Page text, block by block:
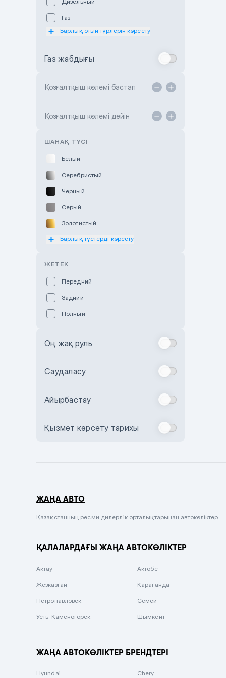
Subaru Motor Almaty
Toyota Astana
TANK Motors Karaganda
Газ
Барлық отын түрлерін көрсету
Газ жабдығы
Қозғалтқыш көлемі бастап
Қозғалтқыш көлемі дейін
ШАНАҚ ТҮСІ
Белый
Серебристый
Черный
Серый
Золотистый
Оранжевый
Зеленый
Бежевый
Комбинированный
Сиреневый металлик
Вишневый
Барлық түстерді көрсету
ЖЕТЕК
Передний
Задний
Полный
Оң жақ руль
Саудаласу
Айырбастау
Қызмет көрсету тарихы
ЖАҢА АВТО
Қазақстанның ресми дилерлік орталықтарынан автокөліктер
ҚАЛАЛАРДАҒЫ ЖАҢА АВТОКӨЛІКТЕР
Актау Актобе
Жезказган Караганда
Петропавловск Семей
Усть-Каменогорск Шымкент
ЖАҢА АВТОКӨЛІКТЕР БРЕНДТЕРІ
Hyundai Chery